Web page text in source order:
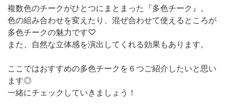
複数色のチークがひとつにまとまった『多色チーク』。
色の組み合わせを変えたり、混ぜ合わせて使えるところが
多色チークの魅力です♡
また、自然な立体感を演出してくれる効果もあります。
ここではおすすめの多色チークを６つご紹介したいと思い
ます◎
一緒にチェックしていきましょう！